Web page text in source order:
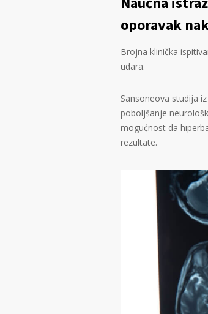
oporavak
Brojna klinička
udara.
Sansoneova studija
poboljšanje
mogućnost da
rezultate.